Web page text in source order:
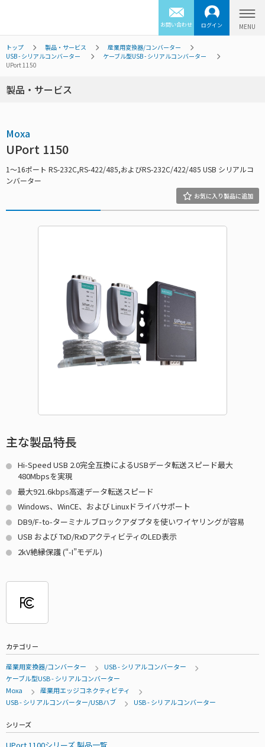
お問い合わせ ログイン
トップ 製品・サービス
産業用変換器/コンバーター
USB - シリアルコンバーター
ケーブル型USB - シリアルコンバーター
UPort 1150
製品・サービス
Moxa
UPort 1150
1～16ポート RS-232C,RS-422/485,およびRS-232C/422/485 USB シリアルコ
ンバーター
主な製品特長
Hi-Speed USB 2.0完全互換によるUSBデータ転送スピード最大
480Mbpsを実現
最大921.6kbps高速データ転送スピード
Windows、WinCE、および Linuxドライバサポート
DB9/F-to-ターミナルブロックアダプタを使いワイヤリングが容易
USB および TxD/RxDアクティビティのLED表示
2kV絶縁保護 (“-I”モデル)
カテゴリー
産業用変換器/コンバーター
USB - シリアルコンバーター
ケーブル型USB - シリアルコンバーター
Moxa
産業用エッジコネクティビティ
USB - シリアルコンバーター/USBハブ
USB - シリアルコンバーター
シリーズ
UPort 1100シリーズ 製品一覧